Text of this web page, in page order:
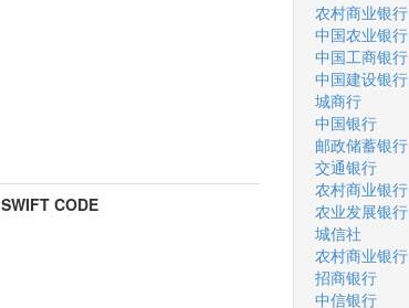
SWIFT CODE
农村商业银行
中国农业银行
中国工商银行
中国建设银行
城商行
中国银行
邮政储蓄银行
交通银行
农村商业银行
农业发展银行
城信社
农村商业银行
招商银行
中信银行